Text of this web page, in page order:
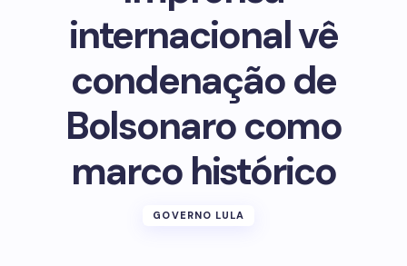
internacional vê
condenação de
Bolsonaro como
marco histórico
GOVERNO LULA